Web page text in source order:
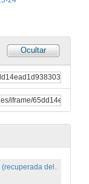
Ocultar
pila
ARM Instrucciones de transferencia de datos (recuperada del curso 22/23)
Ejercicios CIM clase 3 (recuperada del curso 22/23)